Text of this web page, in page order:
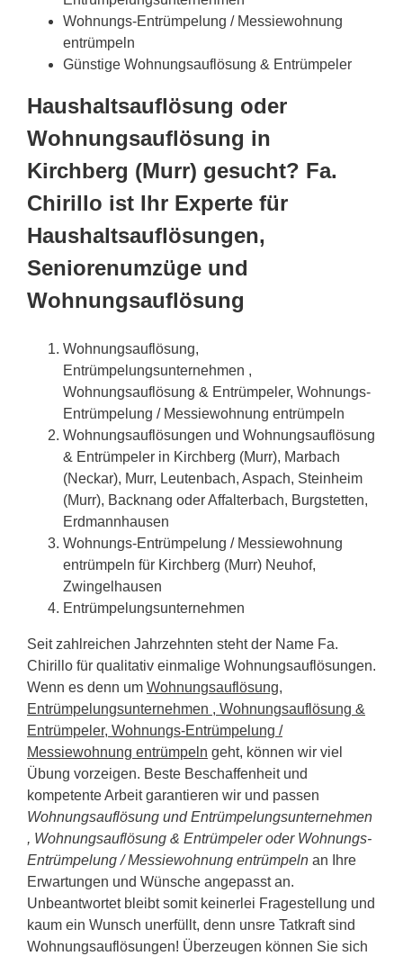
Wohnungs-Entrümpelung / Messiewohnung
entrümpeln
Günstige Wohnungsauflösung & Entrümpeler
Haushaltsauflösung oder
Wohnungsauflösung in
Kirchberg (Murr) gesucht? Fa.
Chirillo ist Ihr Experte für
Haushaltsauflösungen,
Seniorenumzüge und
Wohnungsauflösung
Wohnungsauflösung,
Entrümpelungsunternehmen ,
Wohnungsauflösung & Entrümpeler, Wohnungs-
Entrümpelung / Messiewohnung entrümpeln
Wohnungsauflösungen und Wohnungsauflösung
& Entrümpeler in Kirchberg (Murr), Marbach
(Neckar), Murr, Leutenbach, Aspach, Steinheim
(Murr), Backnang oder Affalterbach, Burgstetten,
Erdmannhausen
Wohnungs-Entrümpelung / Messiewohnung
entrümpeln für Kirchberg (Murr) Neuhof,
Zwingelhausen
Entrümpelungsunternehmen
Seit zahlreichen Jahrzehnten steht der Name Fa.
Chirillo für qualitativ einmalige Wohnungsauflösungen.
Wenn es denn um Wohnungsauflösung,
Entrümpelungsunternehmen , Wohnungsauflösung &
Entrümpeler, Wohnungs-Entrümpelung /
Messiewohnung entrümpeln geht, können wir viel
Übung vorzeigen. Beste Beschaffenheit und
kompetente Arbeit garantieren wir und passen
Wohnungsauflösung und Entrümpelungsunternehmen
, Wohnungsauflösung & Entrümpeler oder Wohnungs-
Entrümpelung / Messiewohnung entrümpeln an Ihre
Erwartungen und Wünsche angepasst an.
Unbeantwortet bleibt somit keinerlei Fragestellung und
kaum ein Wunsch unerfüllt, denn unsre Tatkraft sind
Wohnungsauflösungen! Überzeugen können Sie sich